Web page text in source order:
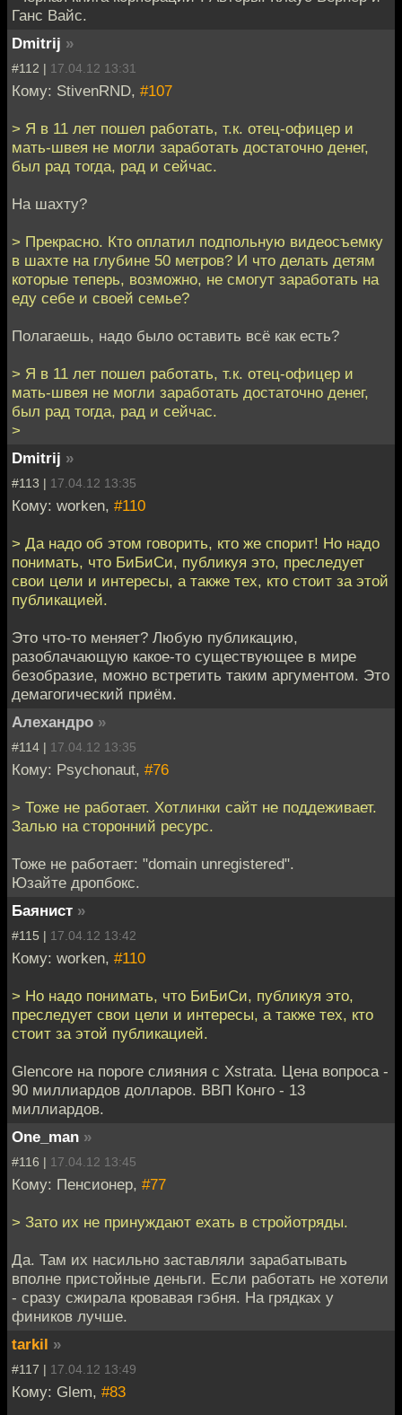
Ганс Вайс.
Dmitrij »
#112 | 17.04.12 13:31
Кому: StivenRND, #107
> Я в 11 лет пошел работать, т.к. отец-офицер и
мать-швея не могли заработать достаточно денег,
был рад тогда, рад и сейчас.
На шахту?
> Прекрасно. Кто оплатил подпольную видеосъемку
в шахте на глубине 50 метров? И что делать детям
которые теперь, возможно, не смогут заработать на
еду себе и своей семье?
Полагаешь, надо было оставить всё как есть?
> Я в 11 лет пошел работать, т.к. отец-офицер и
мать-швея не могли заработать достаточно денег,
был рад тогда, рад и сейчас.
>
Dmitrij »
#113 | 17.04.12 13:35
Кому: worken, #110
> Да надо об этом говорить, кто же спорит! Но надо
понимать, что БиБиСи, публикуя это, преследует
свои цели и интересы, а также тех, кто стоит за этой
публикацией.
Это что-то меняет? Любую публикацию,
разоблачающую какое-то существующее в мире
безобразие, можно встретить таким аргументом. Это
демагогический приём.
Алехандро »
#114 | 17.04.12 13:35
Кому: Psychonaut, #76
> Тоже не работает. Хотлинки сайт не поддеживает.
Залью на сторонний ресурс.
Тоже не работает: "domain unregistered".
Юзайте дропбокс.
Баянист »
#115 | 17.04.12 13:42
Кому: worken, #110
> Но надо понимать, что БиБиСи, публикуя это,
преследует свои цели и интересы, а также тех, кто
стоит за этой публикацией.
Glencore на пороге слияния с Xstrata. Цена вопроса -
90 миллиардов долларов. ВВП Конго - 13
миллиардов.
One_man »
#116 | 17.04.12 13:45
Кому: Пенсионер, #77
> Зато их не принуждают ехать в стройотряды.
Да. Там их насильно заставляли зарабатывать
вполне пристойные деньги. Если работать не хотели
- сразу сжирала кровавая гэбня. На грядках у
фиников лучше.
tarkil »
#117 | 17.04.12 13:49
Кому: Glem, #83